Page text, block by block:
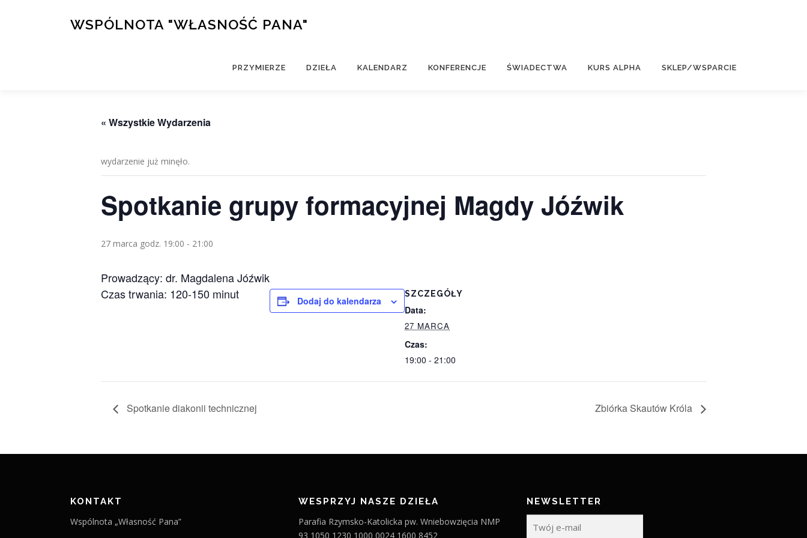
WSPÓLNOTA "WŁASNOŚĆ PANA"
PRZYMIERZE DZIEŁA KALENDARZ KONFERENCJE ŚWIADECTWA KURS ALPHA SKLEP/WSPARCIE
« Wszystkie Wydarzenia
wydarzenie już minęło.
Spotkanie grupy formacyjnej Magdy Jóźwik
27 marca godz. 19:00 - 21:00
Prowadzący: dr. Magdalena Jóźwik
Czas trwania: 120-150 minut
Dodaj do kalendarza
SZCZEGÓŁY
Data:
27 MARCA
Czas:
19:00 - 21:00
Spotkanie diakonii technicznej Zbiórka Skautów Króla
KONTAKT
Wspólnota „Własność Pana”
WESPRZYJ NASZE DZIEŁA
Parafia Rzymsko-Katolicka pw. Wniebowzięcia NMP
93 1050 1230 1000 0024 1600 8452
NEWSLETTER